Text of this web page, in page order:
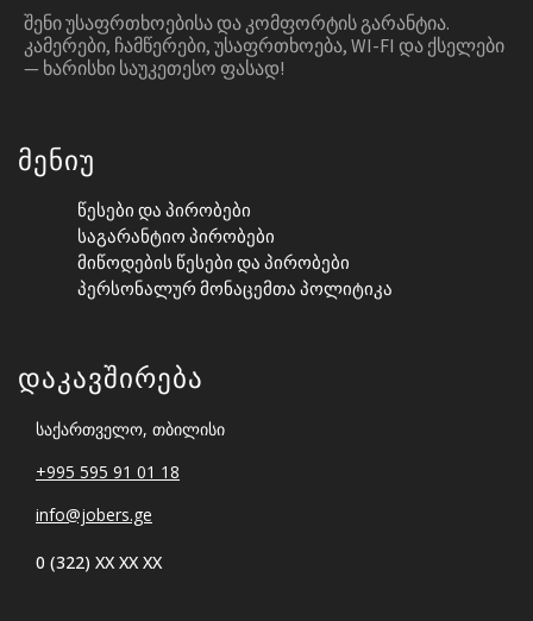
ᲨᲔᲜᲘ ᲣᲡᲐᲤᲠᲗᲮᲝᲔᲑᲘᲡᲐ ᲓᲐ ᲙᲝᲛᲤᲝᲠᲢᲘᲡ ᲒᲐᲠᲐᲜᲢᲘᲐ.
ᲙᲐᲛᲔᲠᲔᲑᲘ, ᲩᲐᲛᲬᲔᲠᲔᲑᲘ, ᲣᲡᲐᲤᲠᲗᲮᲝᲔᲑᲐ, WI-FI ᲓᲐ ᲥᲡᲔᲚᲔᲑᲘ
— ᲮᲐᲠᲘᲡᲮᲘ ᲡᲐᲣᲙᲔᲗᲔᲡᲝ ᲤᲐᲡᲐᲓ!
Მენიუ
Წესები Და Პირობები
Საგარანტიო Პირობები
Მიწოდების Წესები Და Პირობები
Პერსონალურ Მონაცემთა Პოლიტიკა
Დაკავშირება
საქართველო, თბილისი
+995 595 91 01 18
info@jobers.ge
0 (322) XX XX XX